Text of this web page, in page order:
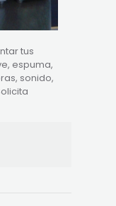
tus
espuma,
sonido,